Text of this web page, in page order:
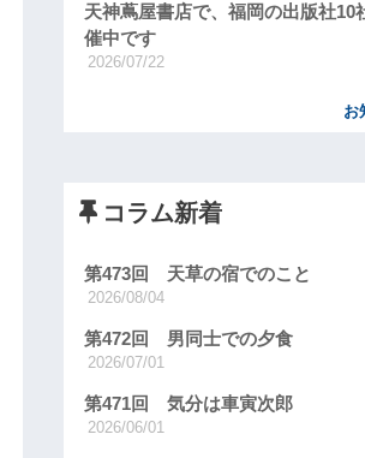
天神蔦屋書店で、福岡の出版社10
催中です
2026/07/22
お
コラム新着
第473回 天草の宿でのこと
2026/08/04
第472回 男同士での夕食
2026/07/01
第471回 気分は車寅次郎
2026/06/01